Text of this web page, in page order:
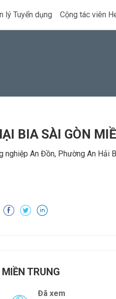
lý Tuyển dụng Cộng tác viên
BIA SÀI GÒN
An Đồn, Phường An Hải
TRUNG
Đã xem